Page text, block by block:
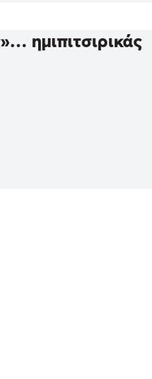
ημιπιτσιρικάς